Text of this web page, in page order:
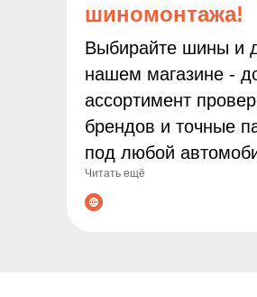
шиномонтажа!
Выбирайте шины и
нашем магазине -
ассортимент
брендов и точные
под любой
Гарантируем
товары, выгодные
Читать ещё